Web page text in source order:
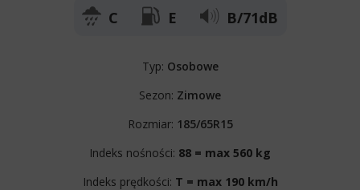
C E B/71dB
Typ: Osobowe
Sezon: Zimowe
Rozmiar: 185/65R15
Indeks nośności: 88 = max 560 kg
Indeks prędkości: T = max 190 km/h